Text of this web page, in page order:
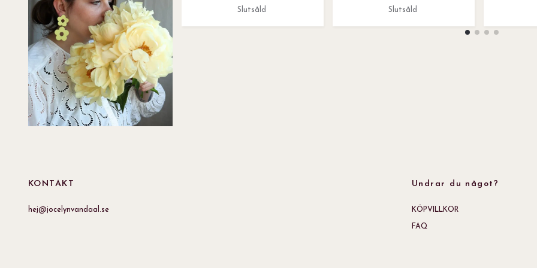
Slutsåld Slutsåld
KONTAKT
hej@jocelynvandaal.se
Undrar du något?
KÖPVILLKOR
FAQ